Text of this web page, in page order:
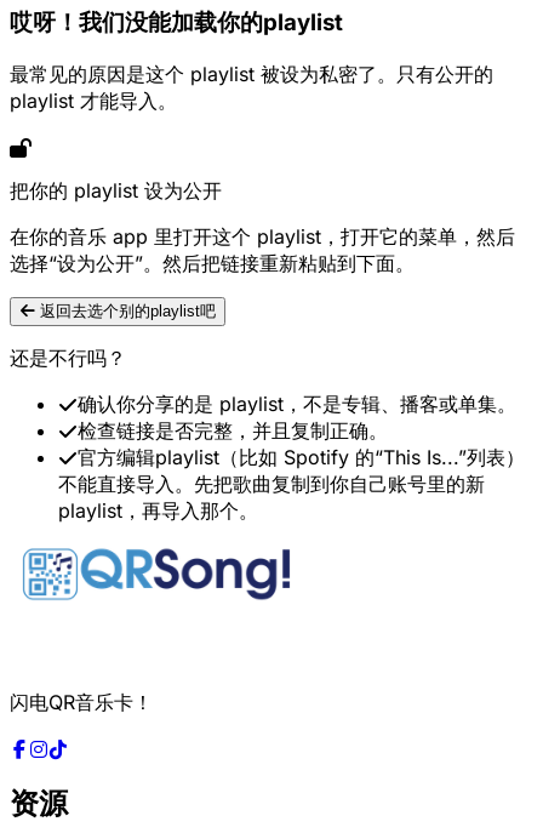
哎呀！我们没能加载你的playlist
最常见的原因是这个 playlist 被设为私密了。只有公开的
playlist 才能导入。
把你的 playlist 设为公开
在你的音乐 app 里打开这个 playlist，打开它的菜单，然后
选择“设为公开”。然后把链接重新粘贴到下面。
返回去选个别的playlist吧
还是不行吗？
确认你分享的是 playlist，不是专辑、播客或单集。
检查链接是否完整，并且复制正确。
官方编辑playlist（比如 Spotify 的“This Is...”列表）
不能直接导入。先把歌曲复制到你自己账号里的新
playlist，再导入那个。
闪电QR音乐卡！
资源